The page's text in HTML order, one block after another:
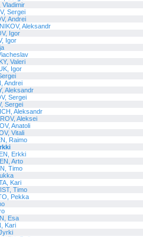
Vladimir
Sergei
Andrei
Aleksandr
Igor
Igor
Valeri
Igor
Andrei
Aleksandr
Sergei
Sergei
Aleksandr
Aleksei
Anatoli
Vitali
Raimo
Erkki
Arto
Timo
Kari
Timo
Pekka
Esa
Kari